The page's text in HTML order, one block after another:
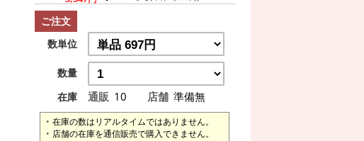
ご注文
数単位
数量
在庫
通販 10 店舗 準備無
在庫の数はリアルタイムではありません。
店舗の在庫を通信販売で購入できません。